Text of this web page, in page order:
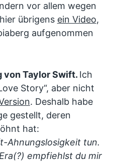
vor allem wegen
übrigens ein Video,
aufgenommen
von Taylor Swift. Ich
Story“, aber nicht
. Deshalb habe
gestellt, deren
hat:
Ahnungslosigkeit tun.
empfiehlst du mir